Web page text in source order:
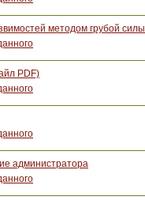
методом грубой
PDF)
администратора